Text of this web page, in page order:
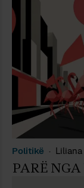
Politikë
PARË